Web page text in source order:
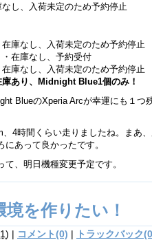
し、入荷未定のため予約停止
庫なし、入荷未定のため予約停止
在庫なし、予約受付
庫なし、入荷未定のため予約停止
あり、Midnight Blue1個のみ！
BlueのXperia Arcが幸運にも１つ
4時間くらい走りましたね。まあ
あって良かったです。
、明日機種変更予定です。
を作りたい！
) | コメント(0) | トラックバック